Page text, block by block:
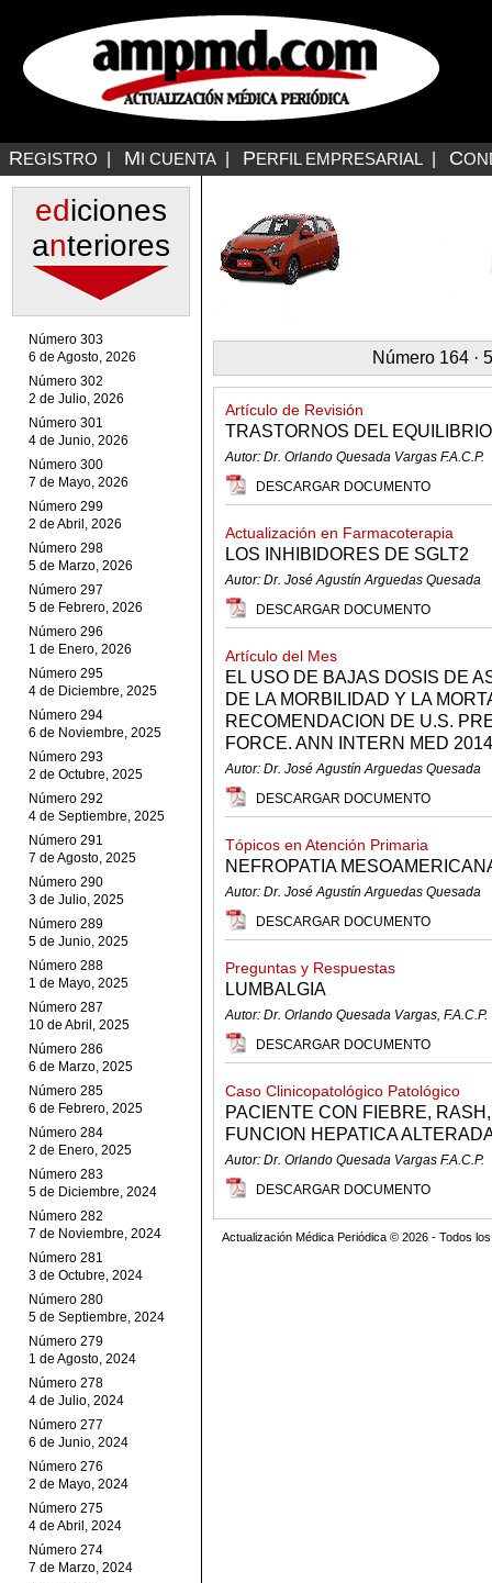
REGISTRO MI CUENTA PERFIL EMPRESARIAL C
ediciones
anteriores
Número 303
6 de Agosto, 2026
Número 302
2 de Julio, 2026
Número 301
4 de Junio, 2026
Número 300
7 de Mayo, 2026
Número 299
2 de Abril, 2026
Número 298
5 de Marzo, 2026
Número 297
5 de Febrero, 2026
Número 296
1 de Enero, 2026
Número 295
4 de Diciembre, 2025
Número 294
6 de Noviembre, 2025
Número 293
2 de Octubre, 2025
Número 292
4 de Septiembre, 2025
Número 291
7 de Agosto, 2025
Número 290
3 de Julio, 2025
Número 289
5 de Junio, 2025
Número 288
1 de Mayo, 2025
Número 287
10 de Abril, 2025
Número 286
6 de Marzo, 2025
Número 285
6 de Febrero, 2025
Número 284
2 de Enero, 2025
Número 283
5 de Diciembre, 2024
Número 282
7 de Noviembre, 2024
Número 281
3 de Octubre, 2024
Número 280
5 de Septiembre, 2024
Número 279
1 de Agosto, 2024
Número 278
4 de Julio, 2024
Número 277
6 de Junio, 2024
Número 276
2 de Mayo, 2024
Número 275
4 de Abril, 2024
Número 274
7 de Marzo, 2024
Número 164 ·
Artículo de Revisión
TRASTORNOS DEL
Autor: Dr. Orlando Quesada Vargas F.A.C.P.
DESCARGAR DOCUMENTO
Actualización en Farmacoterapia
LOS INHIBIDORES DE SGLT2
Autor: Dr. José Agustín Arguedas Quesada
DESCARGAR DOCUMENTO
Artículo del Mes
EL USO DE BAJAS DOSIS DE
DE LA MORBILIDAD Y LA
RECOMENDACION DE U.S.
FORCE. ANN INTERN MED
Autor: Dr. José Agustín Arguedas Quesada
DESCARGAR DOCUMENTO
Tópicos en Atención Primaria
NEFROPATIA
Autor: Dr. José Agustín Arguedas Quesada
DESCARGAR DOCUMENTO
Preguntas y Respuestas
LUMBALGIA
Autor: Dr. Orlando Quesada Vargas, F.A.C.P.
DESCARGAR DOCUMENTO
Caso Clinicopatológico Patológico
PACIENTE CON FIEBRE,
FUNCION HEPATICA
Autor: Dr. Orlando Quesada Vargas F.A.C.P.
DESCARGAR DOCUMENTO
Actualización Médica Periódica © 2026 - Todos